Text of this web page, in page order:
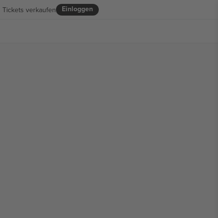
Einloggen
Tickets verkaufen